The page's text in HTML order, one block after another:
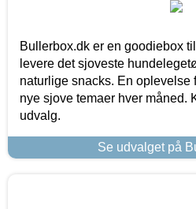
Bullerbox.dk er en goodiebox
levere det sjoveste
naturlige snacks. En oplevelse
nye sjove temaer hver måned.
udvalg.
Se udvalget på